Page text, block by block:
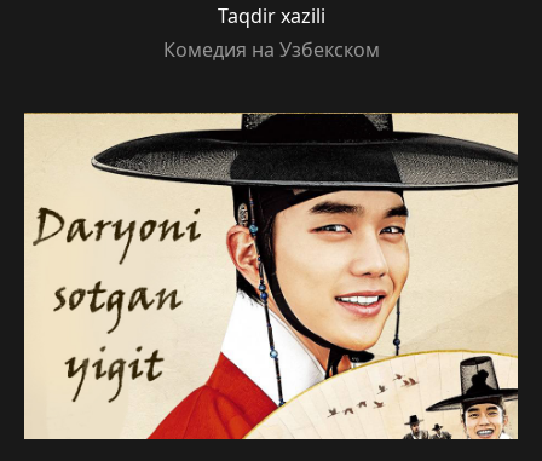
Taqdir xazili
Комедия на Узбекском